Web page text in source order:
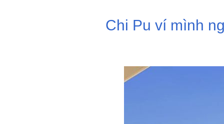
Chi Pu ví mình